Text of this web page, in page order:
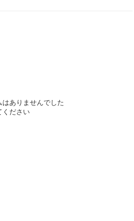
ありませんでした
ください